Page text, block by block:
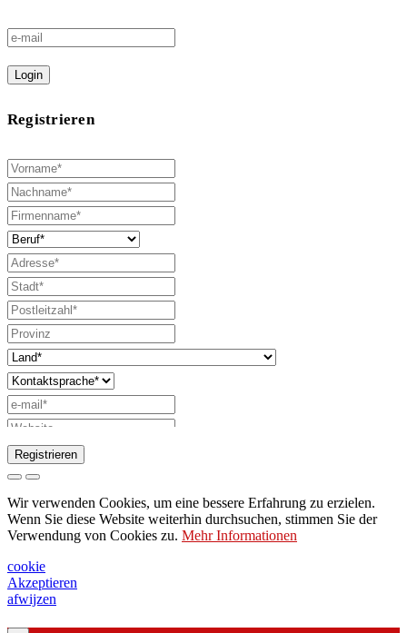
Login
Registrieren
Anfrage zum Senden des Katalogs
Bitte wenden Sie sich an Ihren
Vertriebsmitarbeiter
Bitte um Unterstützung oder Lichtdesign
Anfrage für Webinar oder Schulung zu
Registrieren
Wir verwenden Cookies, um eine bessere Erfahrung zu erzielen.
Wenn Sie diese Website weiterhin durchsuchen, stimmen Sie der
Verwendung von Cookies zu. Mehr Informationen
cookie
Akzeptieren
afwijzen